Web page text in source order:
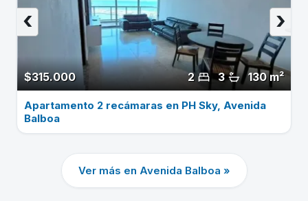
$315.000 130 m²
3
2
›
‹
Apartamento 2 recámaras en PH Sky, Avenida
Balboa
Ver más en Avenida Balboa »